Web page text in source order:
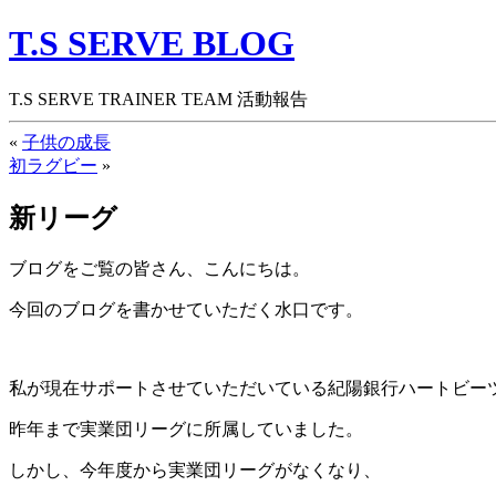
T.S SERVE BLOG
T.S SERVE TRAINER TEAM 活動報告
« 子供の成長
初ラグビー »
新リーグ
ブログをご覧の皆さん、こんにちは。
今回のブログを書かせていただく水口です。
私が現在サポートさせていただいている紀陽銀行ハートビー
昨年まで実業団リーグに所属していました。
しかし、今年度から実業団リーグがなくなり、